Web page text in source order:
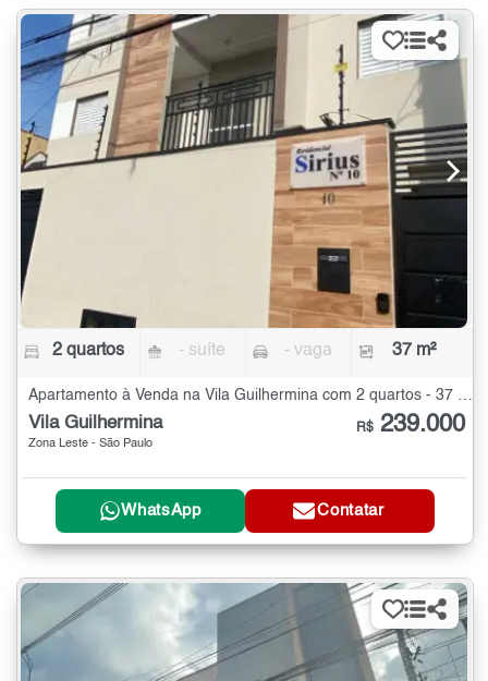
2 quartos - suíte - vaga 37 m²
Vila Guilhermina
Zona Leste - São Paulo
R$ 239.000
WhatsApp Contatar